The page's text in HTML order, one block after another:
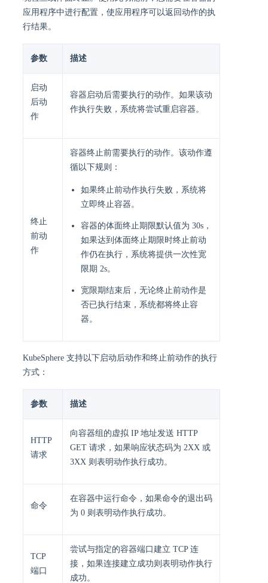
应用程序中进行配置，使应用程序可以返回动作的执
行结果。
参数 描述
启动
后动
作
容器启动后需要执行的动作。如果该动
作执行失败，系统将尝试重启容器。
终止
前动
作
容器终止前需要执行的动作。该动作遵
循以下规则：
如果终止前动作执行失败，系统将
立即终止容器。
容器的体面终止期限默认值为 30s，
如果达到体面终止期限时终止前动
作仍在执行，系统将提供一次性宽
限期 2s。
宽限期结束后，无论终止前动作是
否已执行结束，系统都将终止容
器。
KubeSphere 支持以下启动后动作和终止前动作的执行
方式：
参数 描述
HTTP
请求
向容器组的虚拟 IP 地址发送 HTTP
GET 请求，如果响应状态码为 2XX 或
3XX 则表明动作执行成功。
命令
在容器中运行命令，如果命令的退出码
为 0 则表明动作执行成功。
TCP
端口
尝试与指定的容器端口建立 TCP 连
接，如果连接建立成功则表明动作执行
成功。